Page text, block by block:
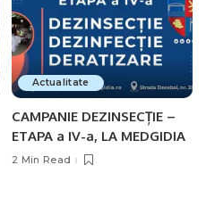
Actualitate
CAMPANIE DEZINSECȚIE –
ETAPA a IV-a, LA MEDGIDIA
2 Min Read